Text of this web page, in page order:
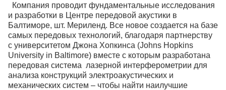
Компания проводит фундаментальные исследования
и разработки в Центре передовой акустики в
Балтиморе, шт. Мериленд. Все новое создается на базе
самых передовых технологий, благодаря партнерству
с университетом Джона Хопкинса (Johns Hopkins
University in Baltimore) вместе с которым разработана
передовая система лазерной интерферометрии для
анализа конструкций электроакустических и
механических систем – чтобы найти наилучшие